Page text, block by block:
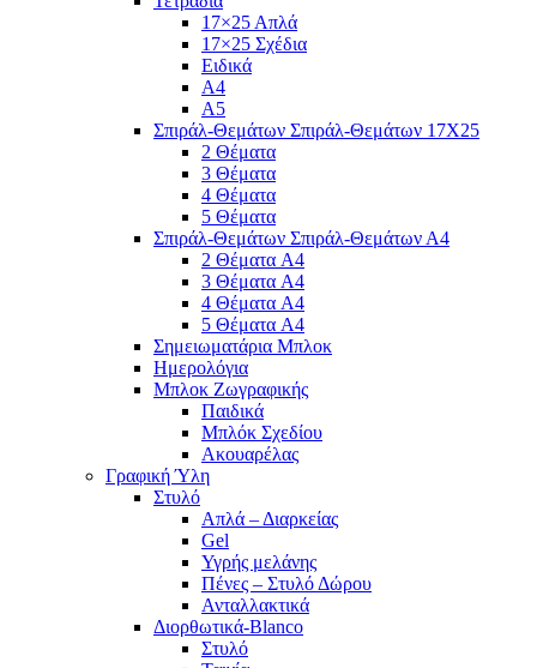
17×25 Απλά
17×25 Σχέδια
Ειδικά
Α4
Α5
Σπιράλ-Θεμάτων Σπιράλ-Θεμάτων 17Χ25
2 Θέματα
3 Θέματα
4 Θέματα
5 Θέματα
Σπιράλ-Θεμάτων Σπιράλ-Θεμάτων Α4
2 Θέματα A4
3 Θέματα A4
4 Θέματα A4
5 Θέματα A4
Σημειωματάρια Μπλοκ
Ημερολόγια
Μπλοκ Ζωγραφικής
Παιδικά
Μπλόκ Σχεδίου
Ακουαρέλας
Γραφική Ύλη
Στυλό
Απλά – Διαρκείας
Gel
Υγρής μελάνης
Πένες – Στυλό Δώρου
Ανταλλακτικά
Διορθωτικά-Blanco
Στυλό